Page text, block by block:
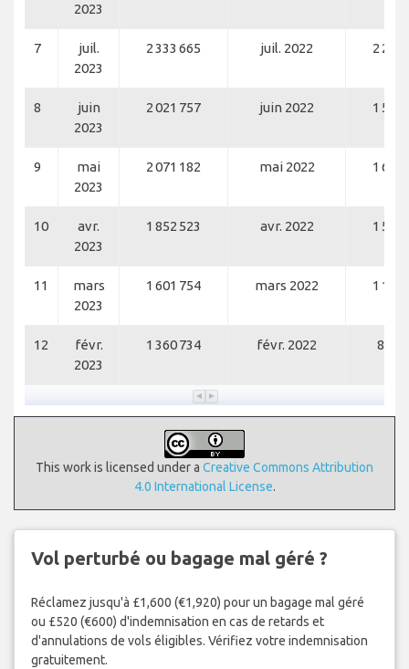
2023
7
juil.
2023
2 333 665 juil. 2022 2 216
8
juin
2023
2 021 757 juin 2022 1 580
9
mai
2023
2 071 182 mai 2022 1 692
10
avr.
2023
1 852 523 avr. 2022 1 561
11
mars
2023
1 601 754 mars 2022 1 122
12
févr.
2023
1 360 734 févr. 2022 819
This work is licensed under a Creative Commons Attribution
4.0 International License.
Vol perturbé ou bagage mal géré ?
Réclamez jusqu'à £1,600 (€1,920) pour un bagage mal géré
ou £520 (€600) d'indemnisation en cas de retards et
d'annulations de vols éligibles. Vérifiez votre indemnisation
gratuitement.